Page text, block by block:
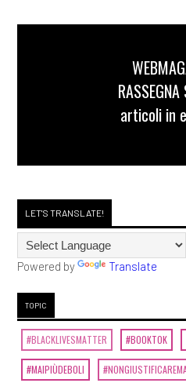
articoli in
LET'S TRANSLATE!
Powered by Translate
TOPIC
#BLACKLIVESMATTER #BOOKTOK
#MAIPIÙDEBOLI